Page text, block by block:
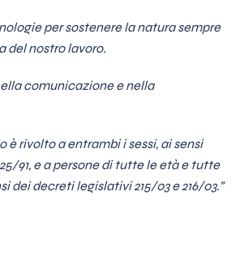
per sostenere la natura sempre
del nostro lavoro.
comunicazione e nella
è rivolto a entrambi i sessi, ai sensi
91, e a persone di tutte le età e tutte
dei decreti legislativi 215/03 e 216/03.”